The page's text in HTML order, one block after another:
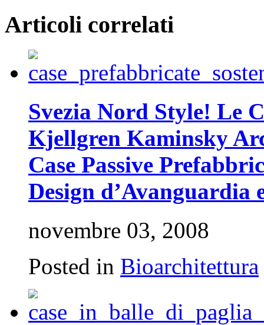
Articoli correlati
Svezia Nord Style! Le
Kjellgren Kaminsky
Case Passive
Design d’Avanguardia
novembre 03, 2008
Posted in Bioarchitettura